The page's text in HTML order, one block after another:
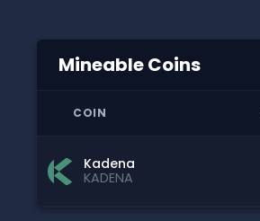
Mineable Coins
COIN
Kadena
KADENA